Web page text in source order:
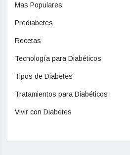
Mas Populares
Prediabetes
Recetas
Tecnología para Diabéticos
Tipos de Diabetes
Tratamientos para Diabéticos
Vivir con Diabetes